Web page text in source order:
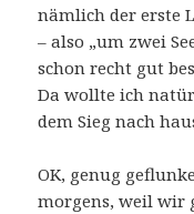
nämlich der erste
– also „um zwei
schon recht gut
Da wollte ich
dem Sieg nach
OK, genug
morgens, weil wir